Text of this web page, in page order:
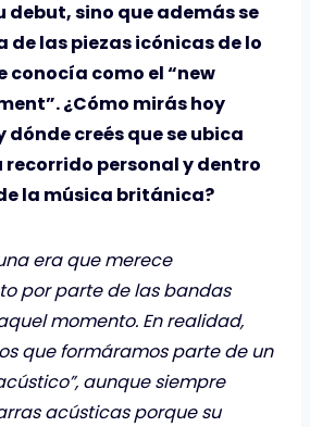
debut, sino que además se
de las piezas icónicas de lo
conocía como el “new
¿Cómo mirás hoy
dónde creés que se ubica
recorrido personal y dentro
la música británica?
era que merece
por parte de las bandas
momento. En realidad,
que formáramos parte de un
aunque siempre
acústicas porque su